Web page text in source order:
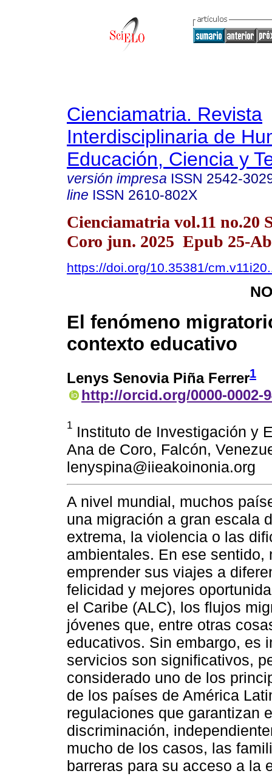
Cienciamatria. Revista
Interdisciplinaria de
Educación, Ciencia y
versión impresa ISSN 2542-
line ISSN 2610-802X
Cienciamatria vol.11 no.20
Coro jun. 2025 Epub 25-
https://doi.org/10.35381/
El fenómeno
contexto educativo
Lenys Senovia Piña Ferrer1
http://orcid.org/0000-0002-
1 Instituto de Investigación y
Ana de Coro, Falcón,
lenyspina@iieakoinonia.org
A nivel mundial, muchos
una migración a gran escala
extrema, la violencia o las
ambientales. En ese
emprender sus viajes a
felicidad y mejores
el Caribe (ALC), los flujos
jóvenes que, entre otras
educativos. Sin embargo, es
servicios son significativos,
considerado uno de los
de los países de América
regulaciones que garantizan
discriminación,
mucho de los casos, las
barreras para su acceso a la